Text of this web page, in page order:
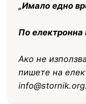
„Имало едно
По
Ако не
пишете на
info@stornik.org.